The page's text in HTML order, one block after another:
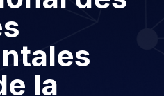
la